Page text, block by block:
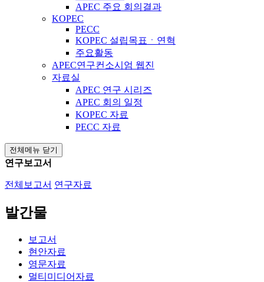
APEC 주요 회의결과
KOPEC
PECC
KOPEC 설립목표ㆍ연혁
주요활동
APEC연구컨소시엄 웹진
자료실
APEC 연구 시리즈
APEC 회의 일정
KOPEC 자료
PECC 자료
전체메뉴 닫기
연구보고서
전체보고서 연구자료
발간물
보고서
현안자료
영문자료
멀티미디어자료